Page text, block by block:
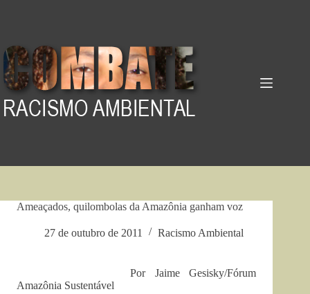
Ameaçados, quilombolas da Amazônia ganham voz
27 de outubro de 2011 Racismo Ambiental
Por Jaime Gesisky/Fórum
Amazônia Sustentável